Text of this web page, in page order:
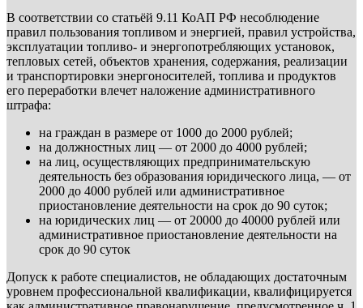
В соответствии со статьёй 9.11 КоАП РФ несоблюдение
правил пользования топливом и энергией, правил устройства,
эксплуатации топливо- и энергопотребляющих установок,
тепловых сетей, объектов хранения, содержания, реализации
и транспортировки энергоносителей, топлива и продуктов
его переработки влечет наложение административного
штрафа:
на граждан в размере от 1000 до 2000 рублей;
на должностных лиц — от 2000 до 4000 рублей;
на лиц, осуществляющих предпринимательскую
деятельность без образования юридического лица, — от
2000 до 4000 рублей или административное
приостановление деятельности на срок до 90 суток;
на юридических лиц — от 20000 до 40000 рублей или
административное приостановление деятельности на
срок до 90 суток
Допуск к работе специалистов, не обладающих достаточным
уровнем профессиональной квалификации, квалифицируется